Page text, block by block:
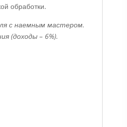
обработки.
с наемным мастером.
(доходы – 6%).